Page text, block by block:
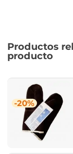
Productos
producto
-20%